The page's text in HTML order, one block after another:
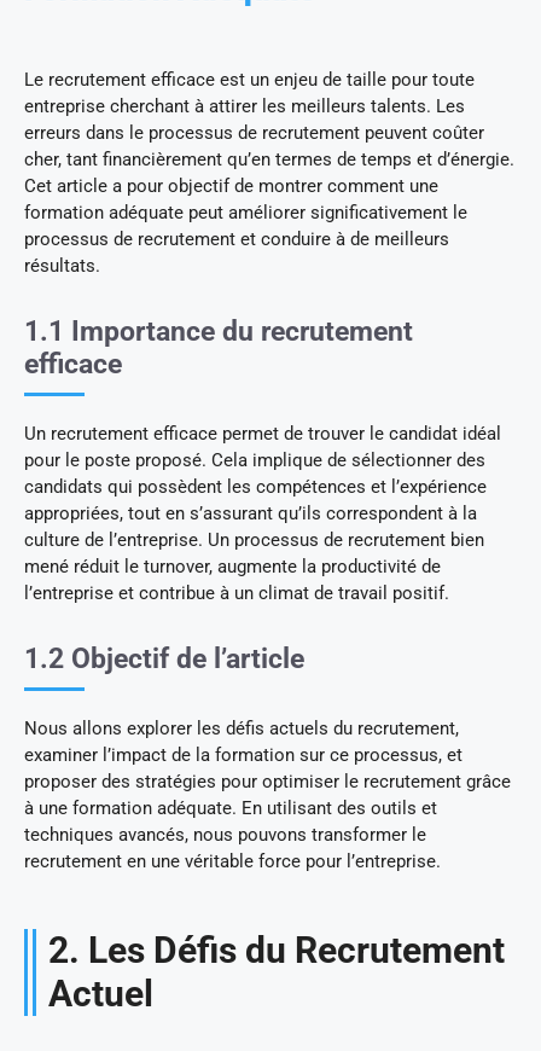
Le recrutement efficace est un enjeu de taille pour toute
entreprise cherchant à attirer les meilleurs talents. Les
erreurs dans le processus de recrutement peuvent coûter
cher, tant financièrement qu’en termes de temps et d’énergie.
Cet article a pour objectif de montrer comment une
formation adéquate peut améliorer significativement le
processus de recrutement et conduire à de meilleurs
résultats.
1.1 Importance du recrutement
efficace
Un recrutement efficace permet de trouver le candidat idéal
pour le poste proposé. Cela implique de sélectionner des
candidats qui possèdent les compétences et l’expérience
appropriées, tout en s’assurant qu’ils correspondent à la
culture de l’entreprise. Un processus de recrutement bien
mené réduit le turnover, augmente la productivité de
l’entreprise et contribue à un climat de travail positif.
1.2 Objectif de l’article
Nous allons explorer les défis actuels du recrutement,
examiner l’impact de la formation sur ce processus, et
proposer des stratégies pour optimiser le recrutement grâce
à une formation adéquate. En utilisant des outils et
techniques avancés, nous pouvons transformer le
recrutement en une véritable force pour l’entreprise.
2. Les Défis du Recrutement
Actuel